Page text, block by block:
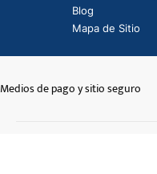
Blog
Mapa de Sitio
Medios de pago y sitio seguro